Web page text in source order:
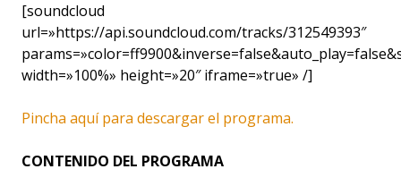
[soundcloud
url=»https://api.soundcloud.com/tracks/312549393″
width=»100%» height=»20″ iframe=»true» /]
Pincha aquí para descargar el programa.
CONTENIDO DEL PROGRAMA